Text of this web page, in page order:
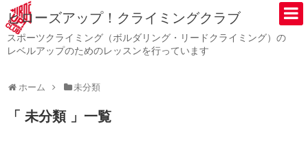
ヒローズアップ！クライミングクラブ
スポーツクライミング（ボルダリング・リードクライミング）の
レベルアップのためのレッスンを行っています
ホーム 未分類
「 未分類 」一覧